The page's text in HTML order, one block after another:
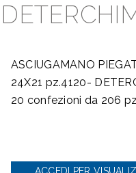
ASCIUGAMANO
24X21 pz.4120-
20 confezioni da 206 pz